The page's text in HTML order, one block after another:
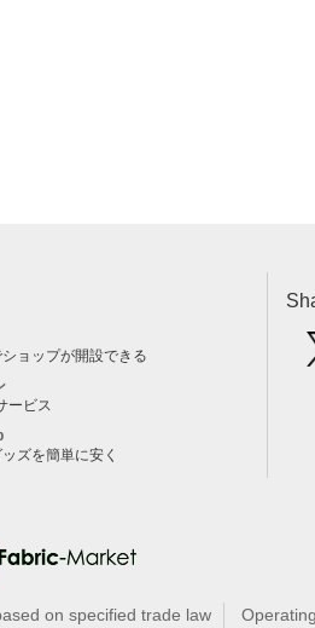
ョップが開設できる
ービス
ズを簡単に安く
on specified trade law